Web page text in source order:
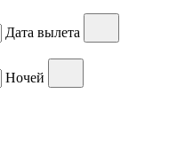
Дата вылета
Ночей